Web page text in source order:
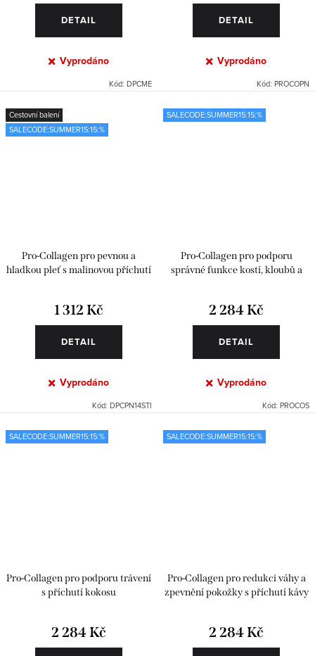
DETAIL
Vyprodáno
Kód: DPCME
DETAIL
Vyprodáno
Kód: PROCOPN
Cestovní balení
SALECODE:SUMMER15:15:%
Pro-Collagen pro pevnou a
hladkou pleť s malinovou příchutí
1 312 Kč
DETAIL
Vyprodáno
Kód: DPCPN14STI
SALECODE:SUMMER15:15:%
Pro-Collagen pro podporu
správné funkce kostí, kloubů a
2 284 Kč
DETAIL
Vyprodáno
Kód: PROCOS
SALECODE:SUMMER15:15:%
Pro-Collagen pro podporu trávení
s příchutí kokosu
2 284 Kč
SALECODE:SUMMER15:15:%
Pro-Collagen pro redukci váhy a
zpevnění pokožky s příchutí kávy
2 284 Kč